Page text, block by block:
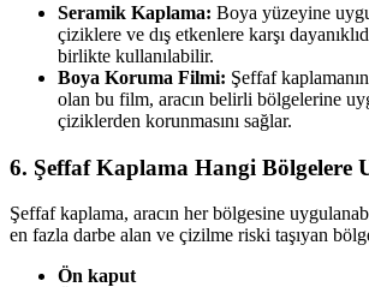
Seramik Kaplama: Boya yüzeyine
çiziklere ve dış etkenlere karşı
birlikte kullanılabilir.
Boya Koruma Filmi: Şeffaf
olan bu film, aracın belirli bölgelerine
çiziklerden korunmasını sağlar.
6. Şeffaf Kaplama Hangi Bölgelere
Şeffaf kaplama, aracın her bölgesine
en fazla darbe alan ve çizilme riski taşıyan
Ön kaput